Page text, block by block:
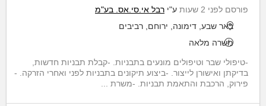
פורסם לפני 2 שעות ע"י רבל אי.סי.אס. בע"מ
באר שבע, דימונה, ירוחם, רביבים
משרה מלאה
-טיפולי שבר וטיפולים מונעים בתבניות. -קבלת תבניות חדשות,
בדיקתן ואישורן לייצור. -ביצוע תיקונים בתבניות לפני ואחרי הזרקה. -
פירוק, הרכבת והתאמת תבניות. -משרת ...